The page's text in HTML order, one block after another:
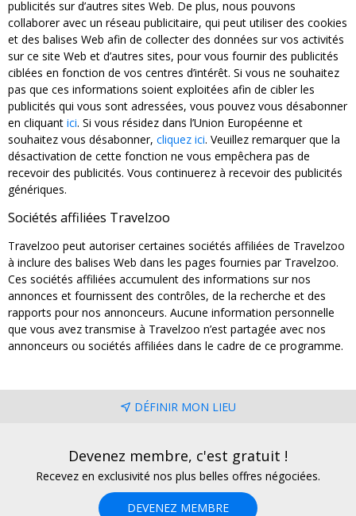
publicités sur d’autres sites Web. De plus, nous pouvons
collaborer avec un réseau publicitaire, qui peut utiliser des cookies
et des balises Web afin de collecter des données sur vos activités
sur ce site Web et d’autres sites, pour vous fournir des publicités
ciblées en fonction de vos centres d’intérêt. Si vous ne souhaitez
pas que ces informations soient exploitées afin de cibler les
publicités qui vous sont adressées, vous pouvez vous désabonner
en cliquant ici. Si vous résidez dans l’Union Européenne et
souhaitez vous désabonner, cliquez ici. Veuillez remarquer que la
désactivation de cette fonction ne vous empêchera pas de
recevoir des publicités. Vous continuerez à recevoir des publicités
génériques.
Sociétés affiliées Travelzoo
Travelzoo peut autoriser certaines sociétés affiliées de Travelzoo
à inclure des balises Web dans les pages fournies par Travelzoo.
Ces sociétés affiliées accumulent des informations sur nos
annonces et fournissent des contrôles, de la recherche et des
rapports pour nos annonceurs. Aucune information personnelle
que vous avez transmise à Travelzoo n’est partagée avec nos
annonceurs ou sociétés affiliées dans le cadre de ce programme.
DÉFINIR MON LIEU
Devenez membre, c'est gratuit !
Recevez en exclusivité nos plus belles offres négociées.
DEVENEZ MEMBRE